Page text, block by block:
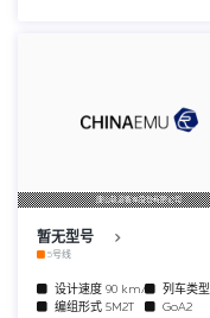
唐山轨道客车股份有限公司
暂无型号
5号线
设计速度 90 km/h 列车类型
编组形式 5M2T GoA2